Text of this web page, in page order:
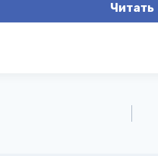
Читать